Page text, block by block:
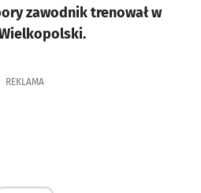
zawodnik trenował w
REKLAMA